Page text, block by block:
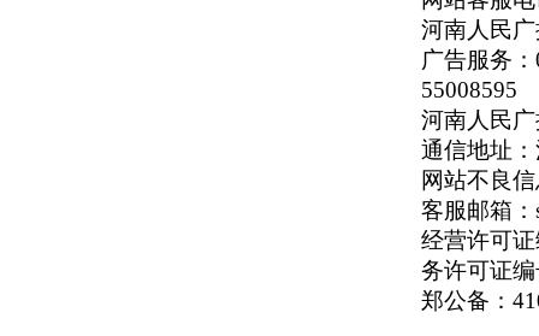
河南人民
广告服务
55008595
河南人民
通信地址：
网站不良
客服邮箱：
经营许可
务许可证
郑公备：